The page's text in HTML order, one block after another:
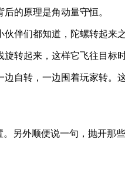
的原理是角动量守恒。
伴们都知道，陀螺转起来
转起来，这样它飞往目标
转，一边围着玩家转。
另外顺便说一句，抛开